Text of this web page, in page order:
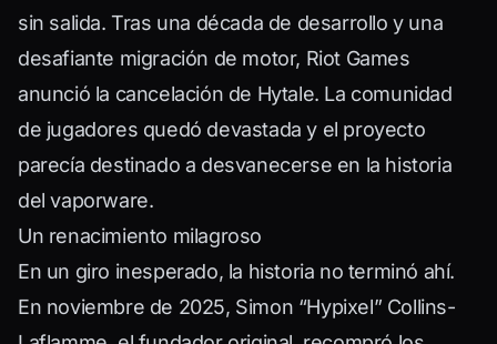
sin salida. Tras una década de desarrollo y una
desafiante migración de motor, Riot Games
anunció la cancelación de Hytale. La comunidad
de jugadores quedó devastada y el proyecto
parecía destinado a desvanecerse en la historia
del vaporware.
Un renacimiento milagroso
En un giro inesperado, la historia no terminó ahí.
En noviembre de 2025, Simon “Hypixel” Collins-